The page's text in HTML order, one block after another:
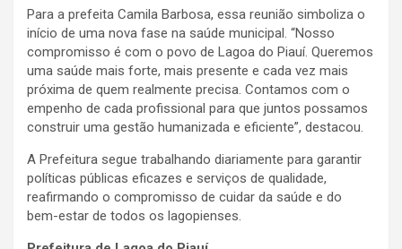
Para a prefeita Camila Barbosa, essa reunião simboliza o
início de uma nova fase na saúde municipal. “Nosso
compromisso é com o povo de Lagoa do Piauí. Queremos
uma saúde mais forte, mais presente e cada vez mais
próxima de quem realmente precisa. Contamos com o
empenho de cada profissional para que juntos possamos
construir uma gestão humanizada e eficiente”, destacou.
A Prefeitura segue trabalhando diariamente para garantir
políticas públicas eficazes e serviços de qualidade,
reafirmando o compromisso de cuidar da saúde e do
bem-estar de todos os lagopienses.